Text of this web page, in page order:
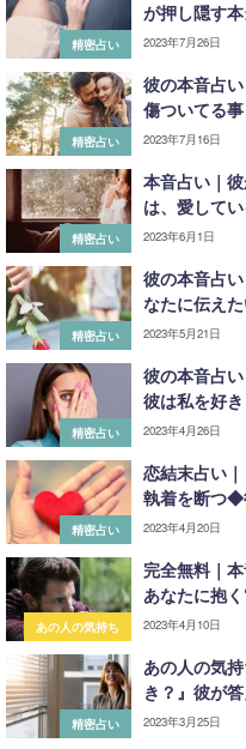
精密占い
が押し隠す本
2023年7月26日
精密占い
彼の本音占
傷ついてる事
2023年7月16日
精密占い
本音占い｜
は、愛して
2023年6月1日
精密占い
彼の本音占
なたに伝え
2023年5月21日
精密占い
彼の本音占
彼は私を好き
2023年4月26日
精密占い
恋結末占い
執着を断つ◆
2023年4月20日
あの人の気持ち
完全無料｜
あなたに抱く
2023年4月10日
精密占い
あの人の気
き？』彼が
2023年3月25日